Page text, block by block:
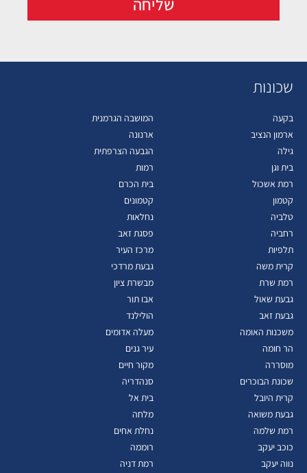
שכונות
בקעה
המושבה הגרמנית
ארמון הנציב
ארנונה
גילה
הגבעה הצרפתית
בית וגן
רמות
רמת אשכול
בית הכרם
קטמון
קטמונים
טלביה
נחלאות
רחביה
פסגת זאב
תלפיות
מרכז העיר
קרית משה
גבעת מרדכי
רמת שרת
מבשרת ציון
גבעת שאול
אבו תור
גבעת זאב
הולילנד
משכנות האומה
מעלה אדומים
הר חומה
עיר גנים
מוסררה
מקור חיים
שכונת הבוכרים
סנהדריה
קרית היובל
בית אל
גבעת משואה
מלחה
רמת שלמה
נחלת אחים
כוכב יעקב
רוממה
נווה יעקב
רמת דניה